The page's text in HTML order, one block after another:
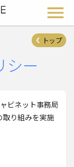
ライオンズクラ
トップ
シー
ビネット事務局
取り組みを実施